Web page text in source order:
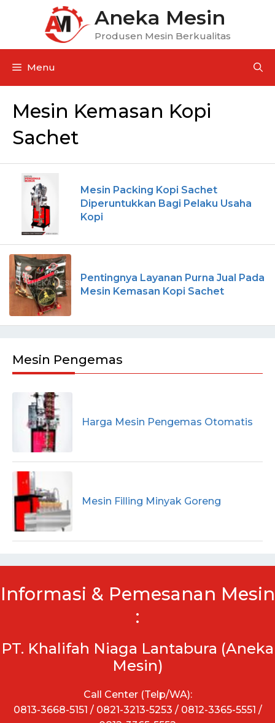
Aneka Mesin
Produsen Mesin Berkualitas
Menu
Mesin Kemasan Kopi
Sachet
Mesin Packing Kopi Sachet
Diperuntukkan Bagi Pelaku Usaha
Kopi
Pentingnya Layanan Purna Jual Pada
Mesin Kemasan Kopi Sachet
Mesin Pengemas
Harga Mesin Pengemas Otomatis
Mesin Filling Minyak Goreng
Informasi & Pemesanan Mesin
:
PT. Khalifah Niaga Lantabura (Aneka
Mesin)
Call Center (Telp/WA):
0813-3668-5151 / 0821-3213-5253 / 0812-3365-5551 /